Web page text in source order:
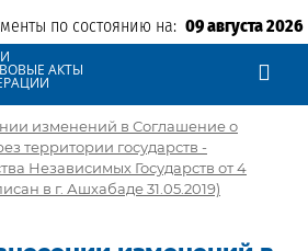
по состоянию на: 09 августа 2026
АКТЫ
изменений в Соглашение о
территории государств -
Независимых Государств от 4
в г. Ашхабаде 31.05.2019)